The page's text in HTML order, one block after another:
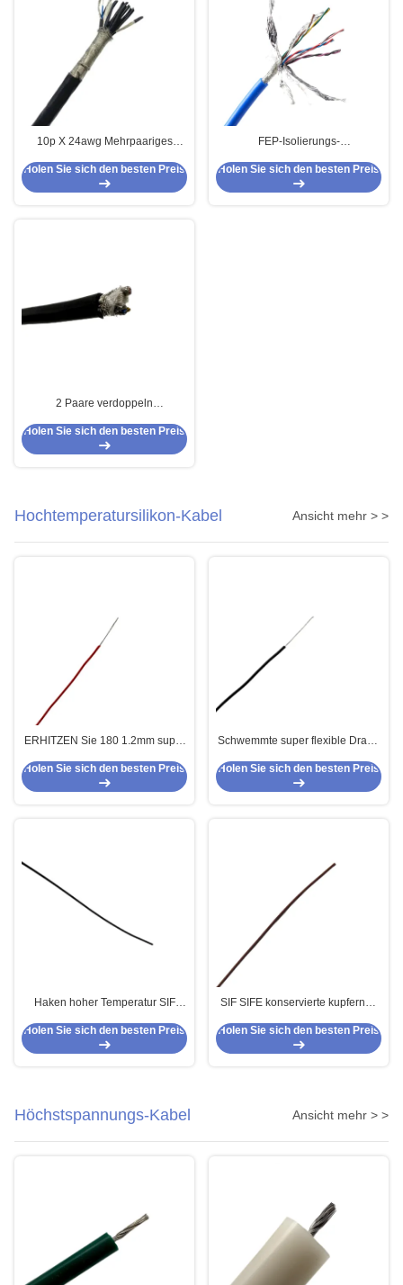
10p X 24awg Mehrpaariges
Sensorkabel
Holen Sie sich den besten Preis
FEP-Isolierungs-
Silber-Kupfer/konserviertes
Kupfer
Holen Sie sich den besten Preis
2 Paare verdoppeln
Signal-Kabel-FEP
Holen Sie sich den besten Preis
Hochtemperatursilikon-Kabel Ansicht mehr > >
ERHITZEN Sie 180 1.2mm super
Holen Sie sich den besten Preis
Schwemmte super flexible Draht-
HEAT180 Draht an
Holen Sie sich den besten Preis
Haken hoher Temperatur SIF
Draht-20AWG ETFE
Holen Sie sich den besten Preis
SIF SIFE konservierte kupfernen
Haken des silikon-Kabel-250C
24AWG PFA herauf Draht
Holen Sie sich den besten Preis
Höchstspannungs-Kabel Ansicht mehr > >